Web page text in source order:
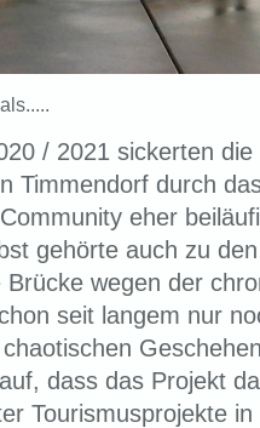
/ 2021 sickerten
Timmendorf durch
eher
gehörte auch zu
wegen der
seit langem nur
dass das Projekt
Tourismusprojekte